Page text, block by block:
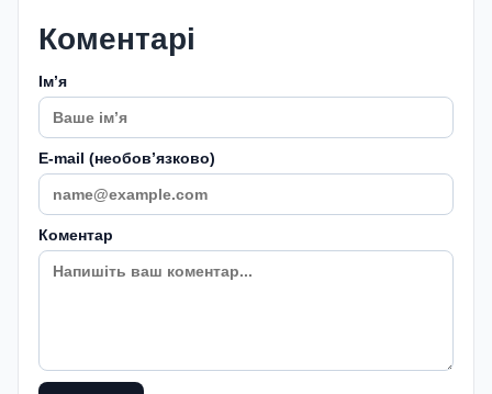
Коментарі
Імʼя
E-mail (необовʼязково)
Коментар